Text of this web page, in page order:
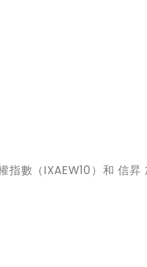
指數（IXAEW10）和 信